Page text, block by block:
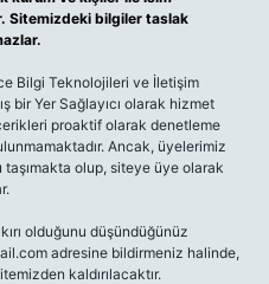
Sitemizdeki bilgiler taslak
Bilgi Teknolojileri ve İletişim
bir Yer Sağlayıcı olarak hizmet
proaktif olarak denetleme
Ancak, üyelerimiz
olup, siteye üye olarak
olduğunu düşündüğünüz
adresine bildirmeniz halinde,
kaldırılacaktır.